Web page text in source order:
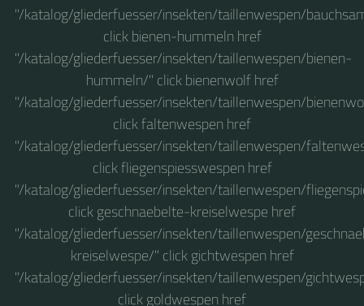
"/katalog/gliederfuesser/insekten/taillenwespen/
click bienen-hummeln href
"/katalog/gliederfuesser/insekten/taillenwespen/bienen-
hummeln/" click bienenwolf href
"/katalog/gliederfuesser/insekten/taillenwespen/
click faltenwespen href
"/katalog/gliederfuesser/insekten/taillenwespen/
click fliegenspiesswespen href
"/katalog/gliederfuesser/insekten/taillenwespen/
click geschnaebelte-kreiselwespe href
"/katalog/gliederfuesser/insekten/taillenwespen/
kreiselwespe/" click gichtwespen href
"/katalog/gliederfuesser/insekten/taillenwespen/
click goldwespen href